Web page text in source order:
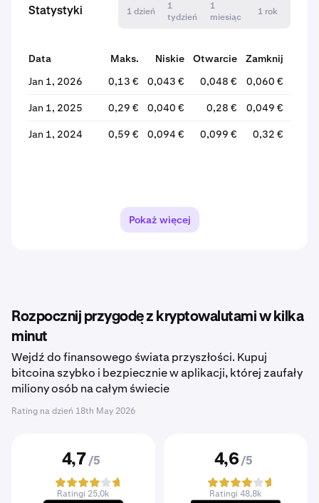
Statystyki 1 dzień
1
tydzień
1
miesiąc
1 rok
Data Maks. Niskie Otwarcie Zamknij
Jan 1, 2026
0,13 € 0,043 € 0,048 € 0,060 €
Jan 1, 2025 0,29 € 0,040 € 0,28 € 0,049 €
Jan 1, 2024 0,59 € 0,094 € 0,099 € 0,32 €
Pokaż więcej
Rozpocznij przygodę z kryptowalutami w kilka
minut
Wejdź do finansowego świata przyszłości. Kupuj
bitcoina szybko i bezpiecznie w aplikacji, której zaufały
miliony osób na całym świecie
Rating na dzień 18th May 2026
4,7 /5
Ratingi 25,0k
4,6 /5
Ratingi 48,8k